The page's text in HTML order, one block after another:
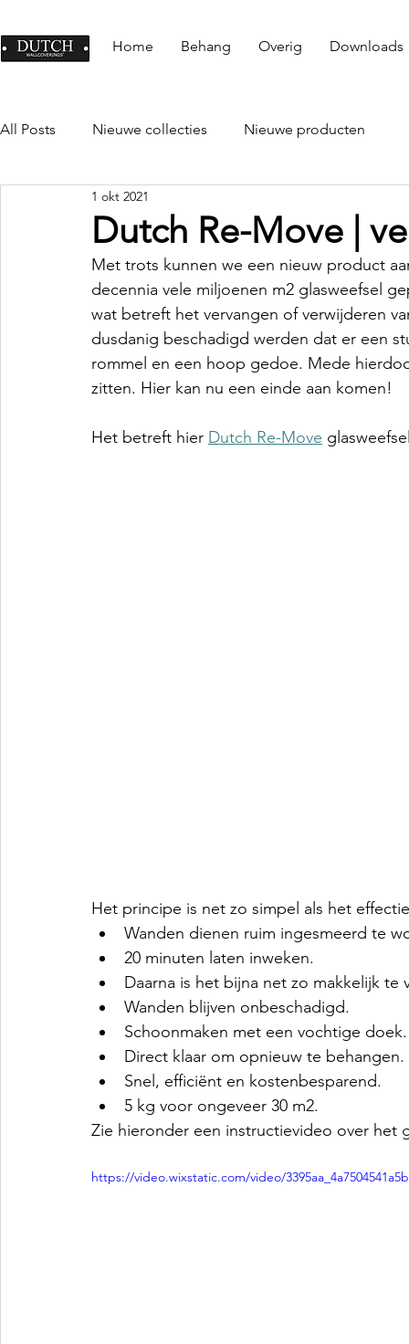
Home Behang Overig Downloads
All Posts Nieuwe collecties Nieuwe producten
Dutch Re-Move |
1 okt 2021
Met trots kunnen we een nieuw product
decennia vele miljoenen m2 glasweefsel
wat betreft het vervangen of verwijderen
dusdanig beschadigd werden dat er een
rommel en een hoop gedoe. Mede
zitten. Hier kan nu een einde aan komen!
Het betreft hier Dutch Re-Move
Het principe is net zo simpel als het
Wanden dienen ruim ingesmeerd te
20 minuten laten inweken.
Daarna is het bijna net zo makkelijk te
Wanden blijven onbeschadigd.
Schoonmaken met een vochtige doek.
Direct klaar om opnieuw te behangen.
Snel, efficiënt en kostenbesparend.
5 kg voor ongeveer 30 m2.
Zie hieronder een instructievideo over het
https://video.wixstatic.com/video/